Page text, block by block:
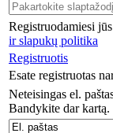
Registruodamiesi
ir slapukų politika
Registruotis
Esate registruotas
Neteisingas el.
Bandykite dar kartą.